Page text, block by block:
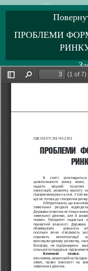
ПРОБЛЕМИ